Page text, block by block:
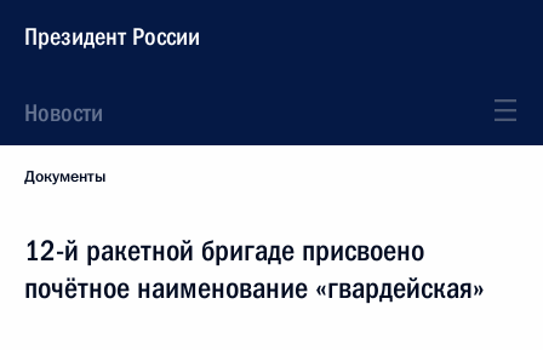
Президент России
Новости
Документы
12-й ракетной бригаде присвоено
почётное наименование «гвардейская»